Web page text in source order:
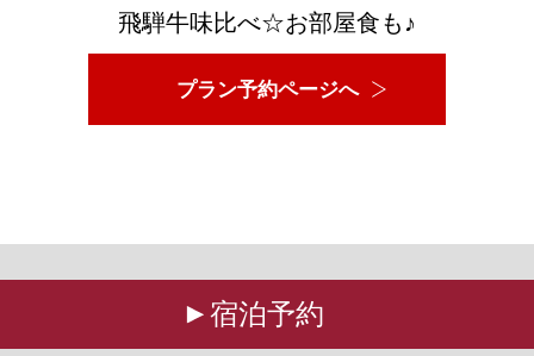
飛騨牛味比べ☆お部屋食も♪
プラン予約ページへ
宿泊予約